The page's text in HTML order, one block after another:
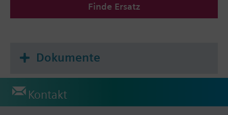
Finde Ersatz
Dokumente
Kontakt